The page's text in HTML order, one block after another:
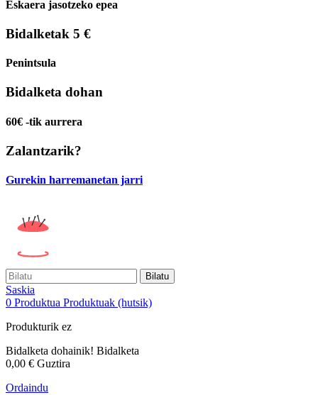
Eskaera jasotzeko epea
Bidalketak 5 €
Penintsula
Bidalketa dohan
60€ -tik aurrera
Zalantzarik?
Gurekin harremanetan jarri
Bilatu
Saskia
0 Produktua Produktuak (hutsik)
Produkturik ez
Bidalketa dohainik! Bidalketa
0,00 € Guztira
Ordaindu